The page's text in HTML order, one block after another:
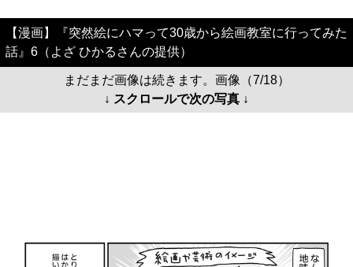
【漫画】『突然絵にハマって30歳から絵画教室に行ってみた
話』6（よざ ひかるさんの提供）
まだまだ画像は続きます。画像（7/18）
↓ スクロールで次の写真 ↓